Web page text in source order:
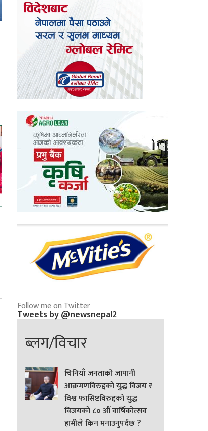
Follow me on Twitter
Tweets by @newsnepal2
ब्लग/विचार
चिनियाँ जनताको जापानी
आक्रमणविरुद्दको युद्ध विजय र
विश्व फासिष्टविरुद्दको युद्ध
विजयको ८० औं वार्षिकोत्सव
हामीले किन मनाउनुपर्दछ ?